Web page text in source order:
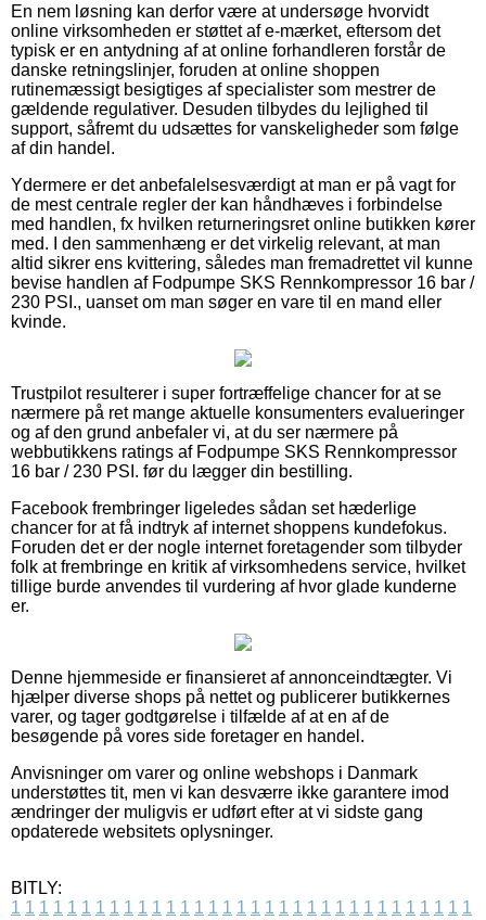
En nem løsning kan derfor være at undersøge hvorvidt
online virksomheden er støttet af e-mærket, eftersom det
typisk er en antydning af at online forhandleren forstår de
danske retningslinjer, foruden at online shoppen
rutinemæssigt besigtiges af specialister som mestrer de
gældende regulativer. Desuden tilbydes du lejlighed til
support, såfremt du udsættes for vanskeligheder som følge
af din handel.
Ydermere er det anbefalelsesværdigt at man er på vagt for
de mest centrale regler der kan håndhæves i forbindelse
med handlen, fx hvilken returneringsret online butikken kører
med. I den sammenhæng er det virkelig relevant, at man
altid sikrer ens kvittering, således man fremadrettet vil kunne
bevise handlen af Fodpumpe SKS Rennkompressor 16 bar /
230 PSI., uanset om man søger en vare til en mand eller
kvinde.
Trustpilot resulterer i super fortræffelige chancer for at se
nærmere på ret mange aktuelle konsumenters evalueringer
og af den grund anbefaler vi, at du ser nærmere på
webbutikkens ratings af Fodpumpe SKS Rennkompressor
16 bar / 230 PSI. før du lægger din bestilling.
Facebook frembringer ligeledes sådan set hæderlige
chancer for at få indtryk af internet shoppens kundefokus.
Foruden det er der nogle internet foretagender som tilbyder
folk at frembringe en kritik af virksomhedens service, hvilket
tillige burde anvendes til vurdering af hvor glade kunderne
er.
Denne hjemmeside er finansieret af annonceindtægter. Vi
hjælper diverse shops på nettet og publicerer butikkernes
varer, og tager godtgørelse i tilfælde af at en af de
besøgende på vores side foretager en handel.
Anvisninger om varer og online webshops i Danmark
understøttes tit, men vi kan desværre ikke garantere imod
ændringer der muligvis er udført efter at vi sidste gang
opdaterede websitets oplysninger.
BITLY:
1 1 1 1 1 1 1 1 1 1 1 1 1 1 1 1 1 1 1 1 1 1 1 1 1 1 1 1 1 1 1 1 1